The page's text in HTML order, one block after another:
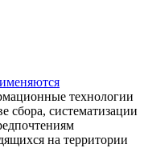
технологии
сбора, систематизации
на территории